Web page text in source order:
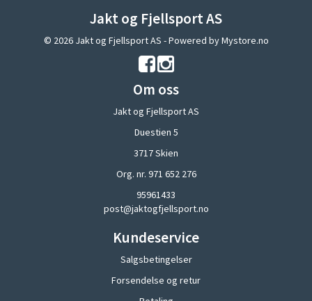
Jakt og Fjellsport AS
© 2026 Jakt og Fjellsport AS - Powered byMystore.no
Om oss
Jakt og Fjellsport AS
Duestien 5
3717 Skien
Org. nr. 971 652 276
95961433
post@jaktogfjellsport.no
Kundeservice
Salgsbetingelser
Forsendelse og retur